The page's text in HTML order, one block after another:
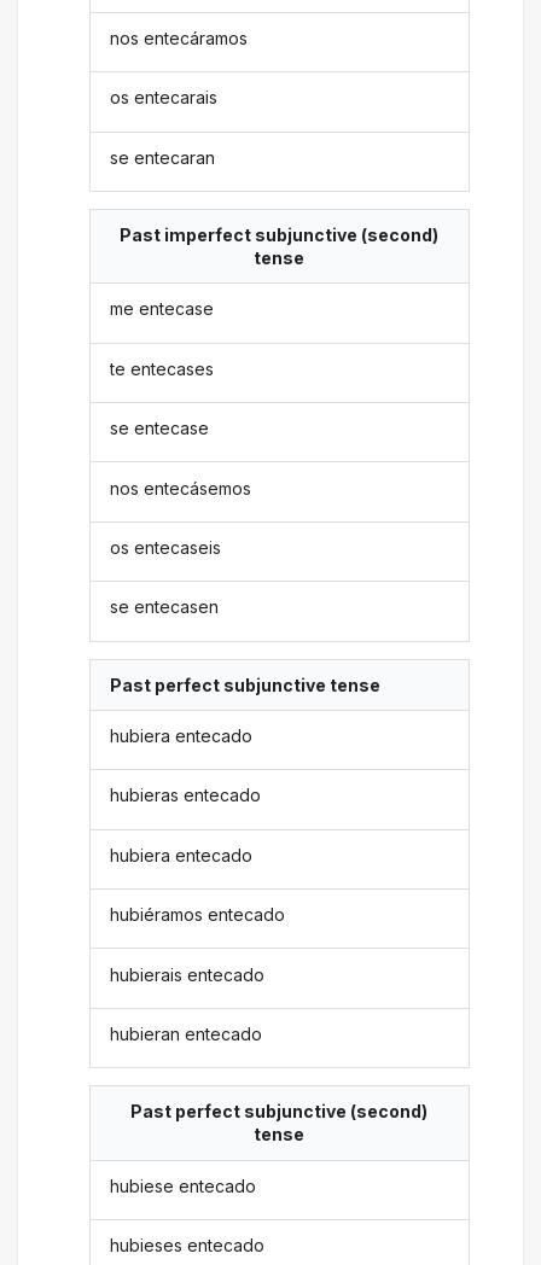
nos entecáramos
os entecarais
se entecaran
Past imperfect subjunctive (second)
tense
me entecase
te entecases
se entecase
nos entecásemos
os entecaseis
se entecasen
Past perfect subjunctive tense
hubiera entecado
hubieras entecado
hubiera entecado
hubiéramos entecado
hubierais entecado
hubieran entecado
Past perfect subjunctive (second)
tense
hubiese entecado
hubieses entecado